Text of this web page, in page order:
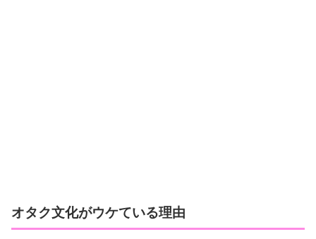
オタク文化がウケている理由